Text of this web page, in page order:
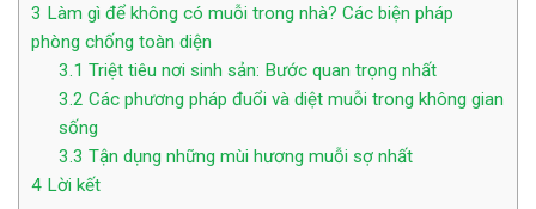
3 Làm gì để không có muỗi trong nhà? Các biện pháp
phòng chống toàn diện
3.1 Triệt tiêu nơi sinh sản: Bước quan trọng nhất
3.2 Các phương pháp đuổi và diệt muỗi trong không gian
sống
3.3 Tận dụng những mùi hương muỗi sợ nhất
4 Lời kết